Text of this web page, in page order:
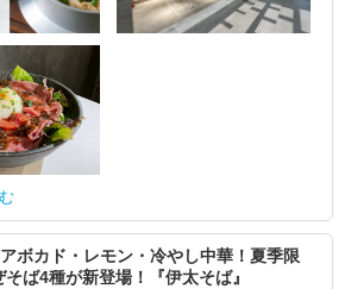
ボカド・レモン・冷やし中華！夏季限
ば4種が新登場！『伊太そば』